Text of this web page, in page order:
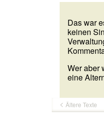
Das war
keinen
Wer aber
eine
Ältere Texte